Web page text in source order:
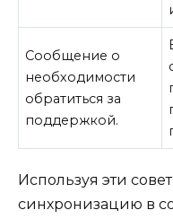
Сообщение о
необходимости
обратиться за
поддержкой.
Используя эти
синхронизацию в